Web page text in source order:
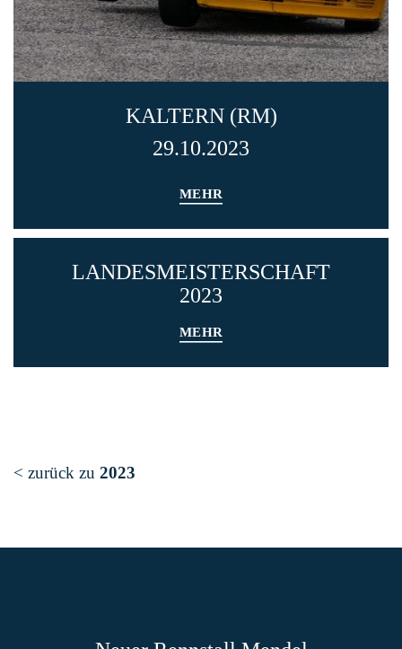
KALTERN (RM)
29.10.2023
MEHR
LANDESMEISTERSCHAFT
2023
MEHR
< zurück zu 2023